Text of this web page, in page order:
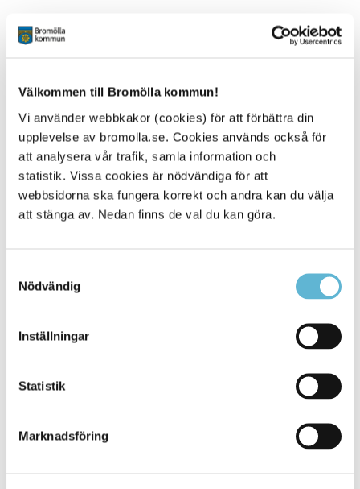
Välkommen till Bromölla kommun!
Vi använder webbkakor (cookies) för att förbättra din
upplevelse av bromolla.se. Cookies används också för
att analysera vår trafik, samla information och
statistik. Vissa cookies är nödvändiga för att
webbsidorna ska fungera korrekt och andra kan du välja
att stänga av. Nedan finns de val du kan göra.
Nödvändig
Inställningar
Statistik
Marknadsföring
273
Hela webbplatsen
273
Alla platser
Postadress